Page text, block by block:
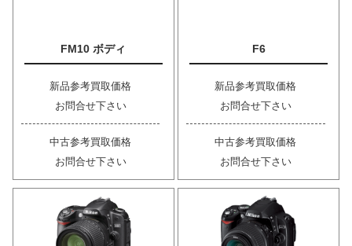
FM10 ボディ
新品参考買取価格
お問合せ下さい
中古参考買取価格
お問合せ下さい
F6
新品参考買取価格
お問合せ下さい
中古参考買取価格
お問合せ下さい